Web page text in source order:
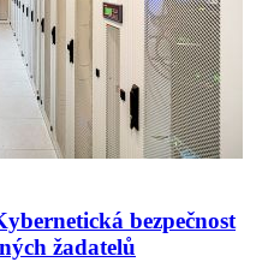
bezpečnost
žadatelů